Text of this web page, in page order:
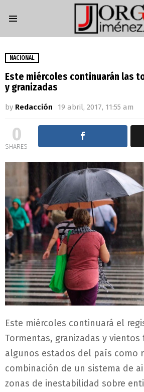
NACIONAL
Este miércoles continuarán las
y granizadas
by Redacción 19 abril, 2017, 11:55 am
0
SHARES
Este miércoles continuará el
Tormentas, granizadas y vientos
algunos estados del país como
combinación de un sistema de
zonas de inestabilidad sobre